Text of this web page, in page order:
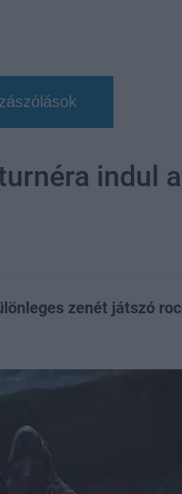
indul
zenét játszó